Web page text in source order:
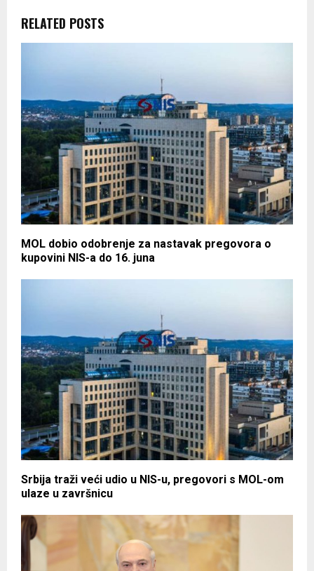
RELATED POSTS
MOL dobio odobrenje za nastavak pregovora o
kupovini NIS-a do 16. juna
Srbija traži veći udio u NIS-u, pregovori s MOL-om
ulaze u završnicu